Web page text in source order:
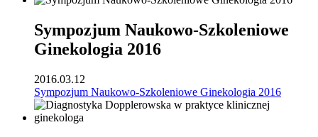
Sympozjum Naukowo-Szkoleniowe
Ginekologia 2016
2016.03.12
Sympozjum Naukowo-Szkoleniowe Ginekologia 2016